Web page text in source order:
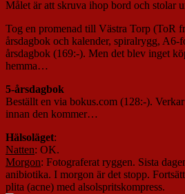
Målet är att skruva ihop bord och stolar
Tog en promenad till Västra Torp (ToR
årsdagbok och kalender, spiralrygg, A6-
årsdagbok (169:-). Men det blev inget
hemma…
5-årsdagbok
Beställt en via bokus.com (128:-).
innan den kommer…
Hälsoläget:
Natten: OK.
Morgon: Fotograferat ryggen. Sista
anibiotika. I morgon är det stopp.
plita (acne) med alsolspritskompress.